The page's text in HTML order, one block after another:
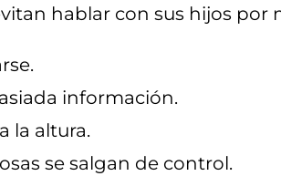
hablar con sus hijos por
información.
la altura.
se salgan de control.